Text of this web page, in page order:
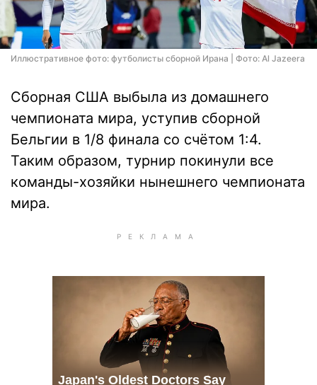
Иллюстративное фото: футболисты сборной Ирана | Фото: Al Jazeera
Сборная США выбыла из домашнего
чемпионата мира, уступив сборной
Бельгии в 1/8 финала со счётом 1:4.
Таким образом, турнир покинули все
команды-хозяйки нынешнего чемпионата
мира.